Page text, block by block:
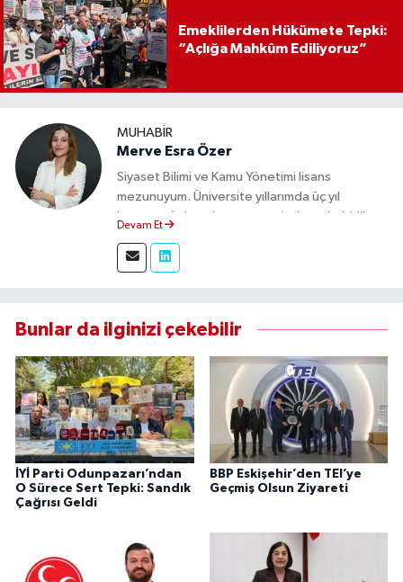
Emeklilerden Hükümete Tepki:
“Açlığa Mahkûm Ediliyoruz”
MUHABIR
Merve Esra Özer
Siyaset Bilimi ve Kamu Yönetimi lisans
mezunuyum. Üniversite yıllarımda üç yıl
boyunca üniversite gazetesinde muhabirlik
Haber'de sahadan doğru ve tarafsız bilgi
aktarımı sağlamaktayım.
Devam Et
Bunlar da ilginizi çekebilir
İYİ Parti Odunpazarı’ndan
O Sürece Sert Tepki: Sandık
Çağrısı Geldi
BBP Eskişehir’den TEI’ye
Geçmiş Olsun Ziyareti